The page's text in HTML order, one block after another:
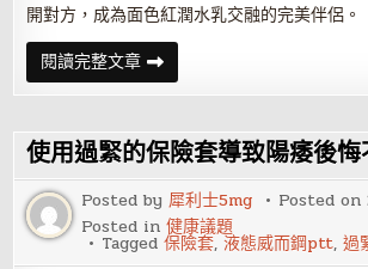
開對方，成為面色紅潤水乳交融的完美伴侶。
閱讀完整文章激
情
性
時
也
在
享
用
健
身
器
使用過緊的保險套導致陽痿後悔
Posted by犀利士5mg Posted on
Posted in健康議題
Tagged保險套,液態威而鋼ptt,過